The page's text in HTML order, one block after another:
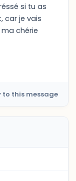
si tu as
car je vais
chérie
to this message